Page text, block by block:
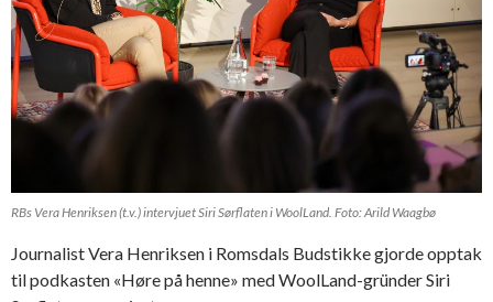
RBs Vera Henriksen (t.v.) intervjuet Siri Sørflaten i WoolLand. Foto: Arild Waagbø
Journalist Vera Henriksen i Romsdals Budstikke gjorde opptak
til podkasten «Høre på henne» med WoolLand-gründer Siri